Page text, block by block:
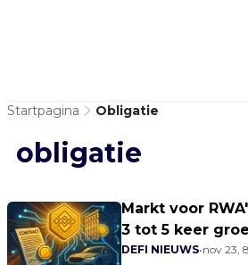
Startpagina Obligatie
obligatie
Markt voor
3 tot 5 keer
DEFI NIEUWS•nov 23,